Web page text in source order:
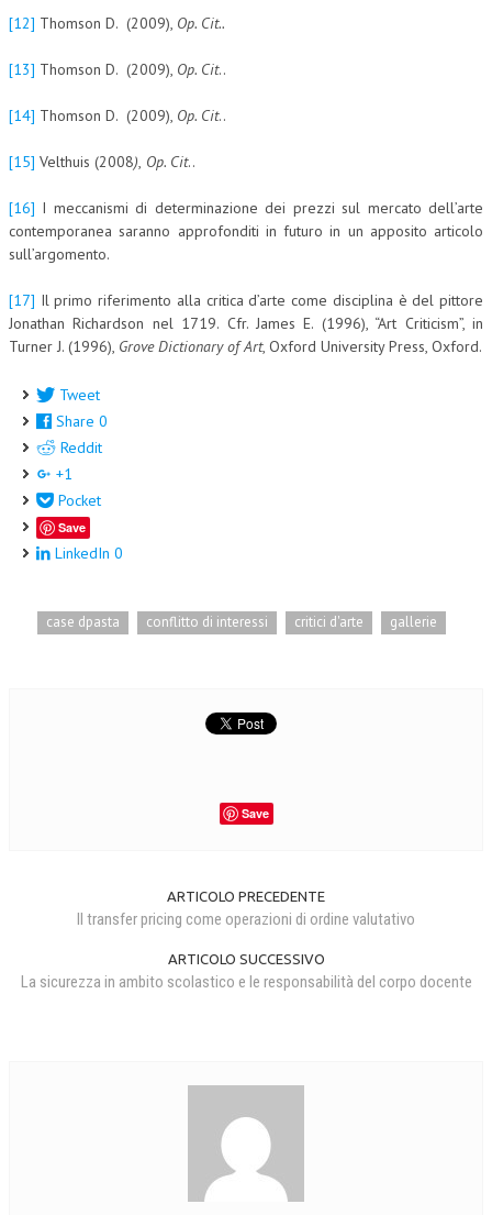
[12] Thomson D. (2009), Op. Cit..
[13] Thomson D. (2009), Op. Cit..
[14] Thomson D. (2009), Op. Cit..
[15] Velthuis (2008), Op. Cit..
[16] I meccanismi di determinazione dei prezzi sul mercato dell’arte
contemporanea saranno approfonditi in futuro in un apposito articolo
sull’argomento.
[17] Il primo riferimento alla critica d’arte come disciplina è del pittore
Jonathan Richardson nel 1719. Cfr. James E. (1996), “Art Criticism”, in
Turner J. (1996), Grove Dictionary of Art, Oxford University Press, Oxford.
Tweet
Share 0
Reddit
+1
Pocket
Save
LinkedIn 0
case dpasta conflitto di interessi critici d'arte gallerie
Save
ARTICOLO PRECEDENTE
Il transfer pricing come operazioni di ordine valutativo
ARTICOLO SUCCESSIVO
La sicurezza in ambito scolastico e le responsabilità del corpo docente